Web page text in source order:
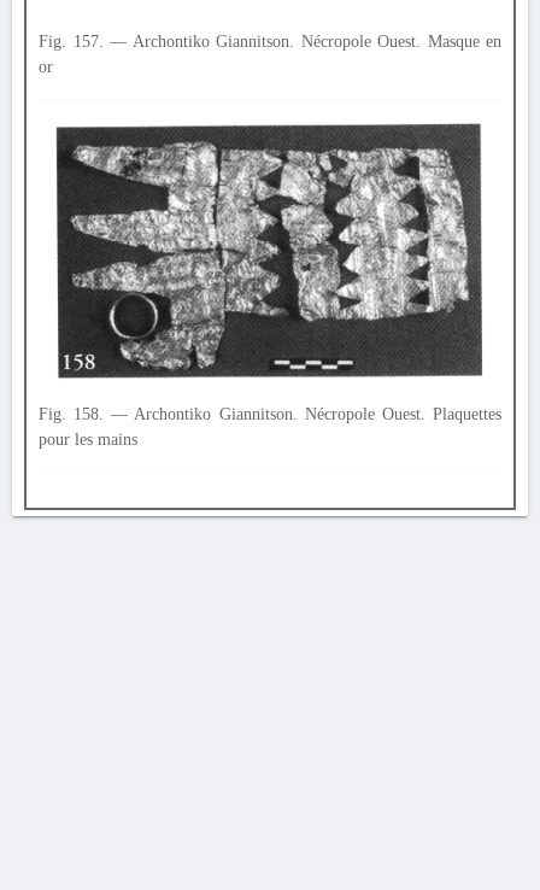
Fig. 157. — Archontiko Giannitson. Nécropole Ouest. Masque en
or
Fig. 158. — Archontiko Giannitson. Nécropole Ouest. Plaquettes
pour les mains